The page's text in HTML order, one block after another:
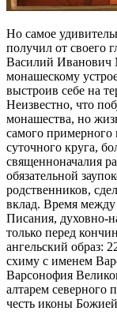
Но самое
получил от своего
Василий Иванович
монашескому
выстроив себе на
Неизвестно, что
монашества, но
самого примерного
суточного круга,
священноначалия
обязательной
родственников,
вклад. Время
Писания, духовно-
только перед
ангельский образ:
схиму с именем
Варсонофия
алтарем северного
честь иконы